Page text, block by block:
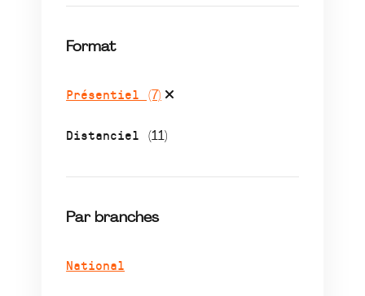
Format
Présentiel (7)
Distanciel (11)
Par branches
National